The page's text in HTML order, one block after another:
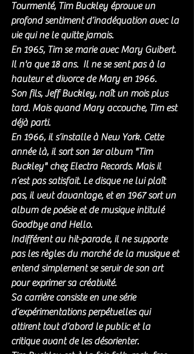
Tourmenté, Tim Buckley éprouve un
profond sentiment d’inadéquation avec la
vie qui ne le quitte jamais.
En 1965, Tim se marie avec Mary Guibert.
Il n'a que 18 ans.  Il ne se sent pas à la
hauteur et divorce de Mary en 1966.
Son fils, Jeff Buckley, naît un mois plus
tard. Mais quand Mary accouche, Tim est
déjà parti.
En 1966, il s’installe à New York. Cette
année là, il sort son 1er album "Tim
Buckley" chez Electra Records. Mais il
n’est pas satisfait. Le disque ne lui plaît
pas, il veut davantage, et en 1967 sort un
album de poésie et de musique intitulé
Goodbye and Hello.
Indifférent au hit-parade, il ne supporte
pas les règles du marché de la musique et
entend simplement se servir de son art
pour exprimer sa créativité.
Sa carrière consiste en une série
d’expérimentations perpétuelles qui
attirent tout d’abord le public et la
critique avant de les désorienter.